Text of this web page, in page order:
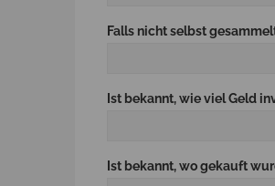
Falls nicht selbst
Ist bekannt, wie viel Geld
Ist bekannt, wo gekauft